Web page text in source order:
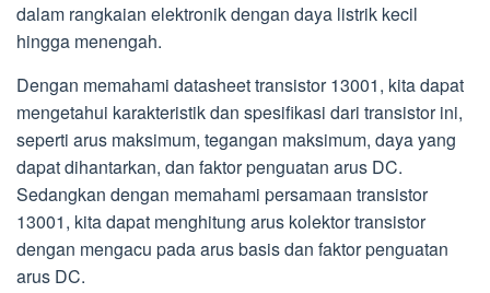
dalam rangkaian elektronik dengan daya listrik kecil
hingga menengah.
Dengan memahami datasheet transistor 13001, kita dapat
mengetahui karakteristik dan spesifikasi dari transistor ini,
seperti arus maksimum, tegangan maksimum, daya yang
dapat dihantarkan, dan faktor penguatan arus DC.
Sedangkan dengan memahami persamaan transistor
13001, kita dapat menghitung arus kolektor transistor
dengan mengacu pada arus basis dan faktor penguatan
arus DC.